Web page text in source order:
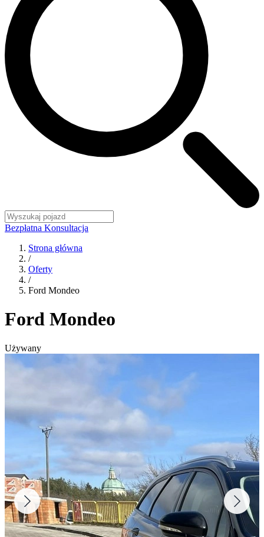
Bezpłatna Konsultacja
Strona główna
/
Oferty
/
Ford Mondeo
Ford Mondeo
Używany